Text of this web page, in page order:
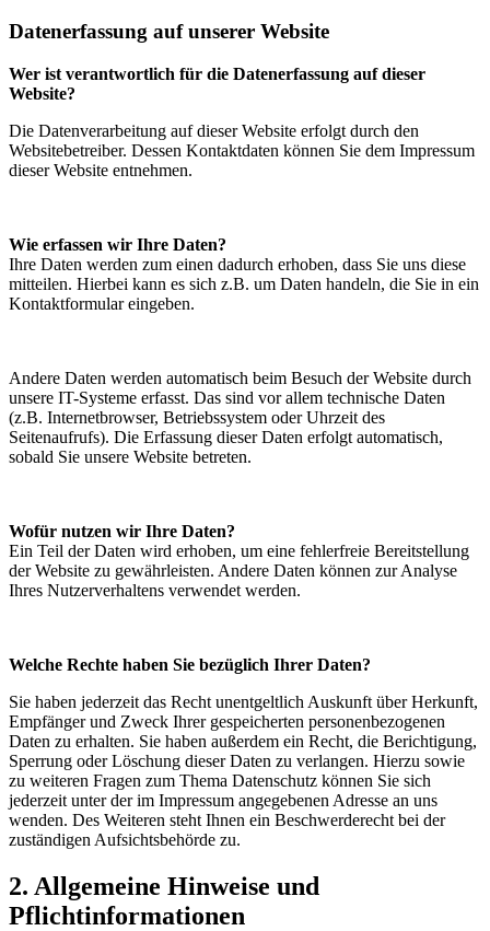
Datenerfassung auf unserer Website
Wer ist verantwortlich für die Datenerfassung auf dieser
Website?
Die Datenverarbeitung auf dieser Website erfolgt durch den
Websitebetreiber. Dessen Kontaktdaten können Sie dem Impressum
dieser Website entnehmen.
Wie erfassen wir Ihre Daten?
Ihre Daten werden zum einen dadurch erhoben, dass Sie uns diese
mitteilen. Hierbei kann es sich z.B. um Daten handeln, die Sie in ein
Kontaktformular eingeben.
Andere Daten werden automatisch beim Besuch der Website durch
unsere IT-Systeme erfasst. Das sind vor allem technische Daten
(z.B. Internetbrowser, Betriebssystem oder Uhrzeit des
Seitenaufrufs). Die Erfassung dieser Daten erfolgt automatisch,
sobald Sie unsere Website betreten.
Wofür nutzen wir Ihre Daten?
Ein Teil der Daten wird erhoben, um eine fehlerfreie Bereitstellung
der Website zu gewährleisten. Andere Daten können zur Analyse
Ihres Nutzerverhaltens verwendet werden.
Welche Rechte haben Sie bezüglich Ihrer Daten?
Sie haben jederzeit das Recht unentgeltlich Auskunft über Herkunft,
Empfänger und Zweck Ihrer gespeicherten personenbezogenen
Daten zu erhalten. Sie haben außerdem ein Recht, die Berichtigung,
Sperrung oder Löschung dieser Daten zu verlangen. Hierzu sowie
zu weiteren Fragen zum Thema Datenschutz können Sie sich
jederzeit unter der im Impressum angegebenen Adresse an uns
wenden. Des Weiteren steht Ihnen ein Beschwerderecht bei der
zuständigen Aufsichtsbehörde zu.
2. Allgemeine Hinweise und
Pflichtinformationen